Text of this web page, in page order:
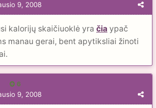
9, 2008
kalorijų skaičiuoklė yra čia ypač
manau gerai, bent apytiksliai žinoti
6
9, 2008